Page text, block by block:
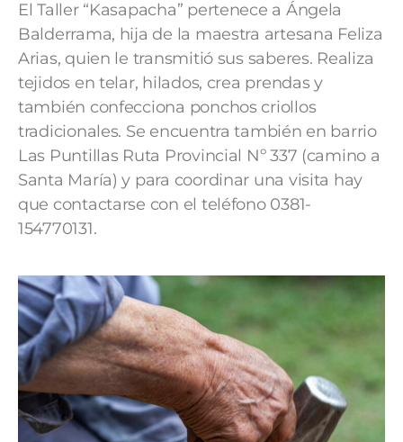
El Taller “Kasapacha” pertenece a Ángela
Balderrama, hija de la maestra artesana Feliza
Arias, quien le transmitió sus saberes. Realiza
tejidos en telar, hilados, crea prendas y
también confecciona ponchos criollos
tradicionales. Se encuentra también en barrio
Las Puntillas Ruta Provincial Nº 337 (camino a
Santa María) y para coordinar una visita hay
que contactarse con el teléfono 0381-
154770131.